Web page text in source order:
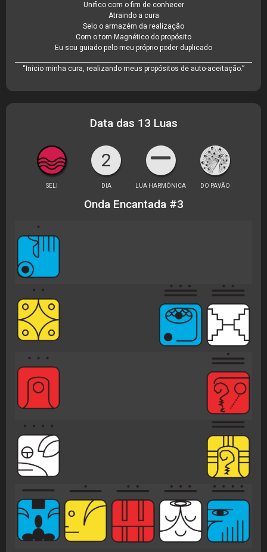
Unifico com o fim de conhecer
Atraindo a cura
Selo o armazém da realização
Com o tom Magnético do propósito
Eu sou guiado pelo meu próprio poder duplicado
“Inicio minha cura, realizando meus propósitos de auto-aceitação.”
Data das 13 Luas
2
SELI DIA LUA HARMÔNICA DO PAVÃO
Onda Encantada #3